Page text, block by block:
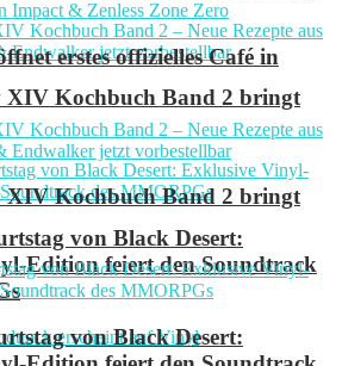
XIV Kochbuch Band 2 bringt
von Black Desert:
Edition feiert den Soundtrack
erstes offizielles Café in
XIV Kochbuch Band 2 bringt
von Black Desert: